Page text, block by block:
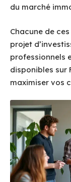
du marché
Chacune de
projet
professionnels
disponibles sur
maximiser vos